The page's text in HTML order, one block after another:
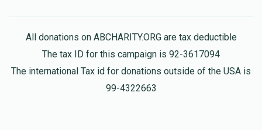
All donations on ABCHARITY.ORG are tax deductible
The tax ID for this campaign is 92-3617094
The international Tax id for donations outside of the USA is
99-4322663